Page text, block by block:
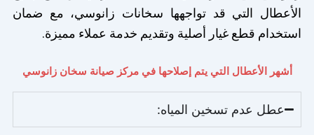
الأعطال التي قد تواجهها سخانات زانوسي، مع ضمان
استخدام قطع غيار أصلية وتقديم خدمة عملاء مميزة.
أشهر الأعطال التي يتم إصلاحها في مركز صيانة سخان زانوسي
عطل عدم تسخين المياه: